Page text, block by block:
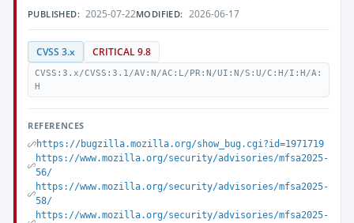
PUBLISHED: 2025-07-22MODIFIED: 2026-06-17
CVSS 3.x CRITICAL 9.8
CVSS:3.x/CVSS:3.1/AV:N/AC:L/PR:N/UI:N/S:U/C:H/I:H/A:
H
REFERENCES
https://bugzilla.mozilla.org/show_bug.cgi?id=1971719
https://www.mozilla.org/security/advisories/mfsa2025-
56/
https://www.mozilla.org/security/advisories/mfsa2025-
58/
https://www.mozilla.org/security/advisories/mfsa2025-